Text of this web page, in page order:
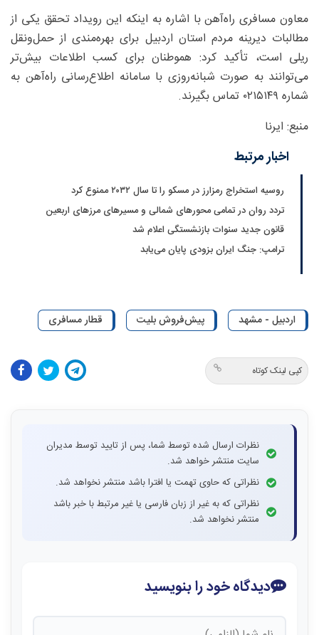
معاون مسافری راه‌آهن با اشاره به اینکه این رویداد تحقق یکی از
مطالبات دیرینه مردم استان اردبیل برای بهره‌مندی از حمل‌ونقل
ریلی است، تأکید کرد: هموطنان برای کسب اطلاعات بیش‌تر
می‌توانند به صورت شبانه‌روزی با سامانه اطلاع‌رسانی راه‌آهن به
شماره ۰۲۱۵۱۴۹ تماس بگیرند.
منبع: ایرنا
اخبار مرتبط
روسیه استخراج رمزارز در مسکو را تا سال ۲۰۳۲ ممنوع کرد
تردد روان در تمامی محورهای شمالی و مسیرهای مرزهای اربعین
قانون جدید سنوات بازنشستگی اعلام شد
ترامپ: جنگ ایران بزودی پایان می‌یابد
اردبیل - مشهد پیش‌فروش بلیت قطار مسافری
کپی لینک کوتاه
نظرات ارسال شده توسط شما، پس از تایید توسط مدیران
سایت منتشر خواهد شد.
نظراتی که حاوی تهمت یا افترا باشد منتشر نخواهد شد.
نظراتی که به غیر از زبان فارسی یا غیر مرتبط با خبر باشد
منتشر نخواهد شد.
دیدگاه خود را بنویسید